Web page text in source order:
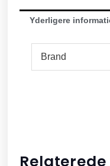
Yderligere
Brand